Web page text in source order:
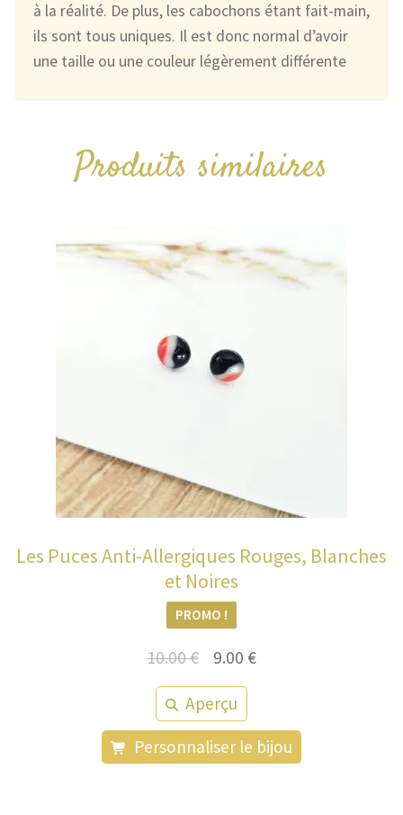
à la réalité. De plus, les cabochons étant fait-main,
ils sont tous uniques. Il est donc normal d’avoir
une taille ou une couleur légèrement différente
Produits similaires
Les Puces Anti-Allergiques Rouges, Blanches
et Noires
PROMO !
10.00€
Le
prix
initial
était :
10.00 €.
9.00 €Le
est :
9.00 €.
Aperçu
Personnaliser le bijou